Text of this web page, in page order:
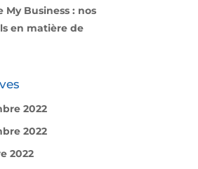
My Business : nos
en matière de
2022
2022
2022